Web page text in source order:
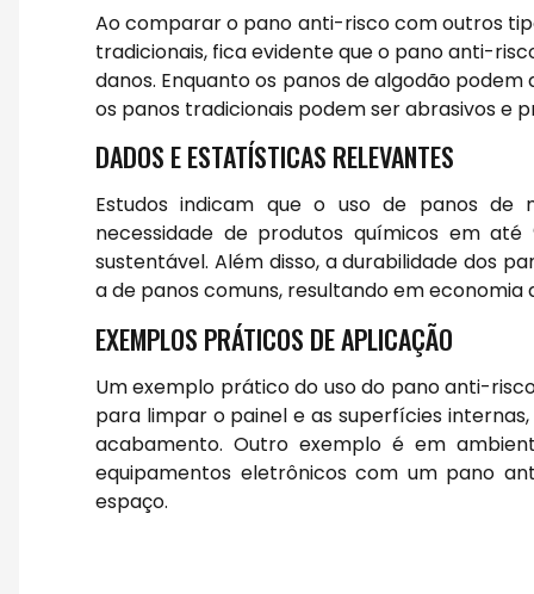
Ao comparar o pano anti-risco com outros
tradicionais, fica evidente que o pano anti-
danos. Enquanto os panos de algodão
os panos tradicionais podem ser abrasivos e
DADOS E ESTATÍSTICAS RELEVANTES
Estudos indicam que o uso de panos de
necessidade de produtos químicos em
sustentável. Além disso, a durabilidade dos
a de panos comuns, resultando em economia
EXEMPLOS PRÁTICOS DE APLICAÇÃO
Um exemplo prático do uso do pano anti-
para limpar o painel e as superfícies
acabamento. Outro exemplo é em
equipamentos eletrônicos com um pano
espaço.